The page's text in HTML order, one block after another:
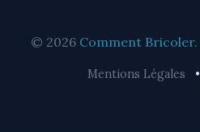
© 2026 Comment Bricoler
Mentions Légales •